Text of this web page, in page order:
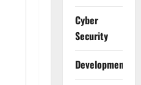
Cyber
Security
Development